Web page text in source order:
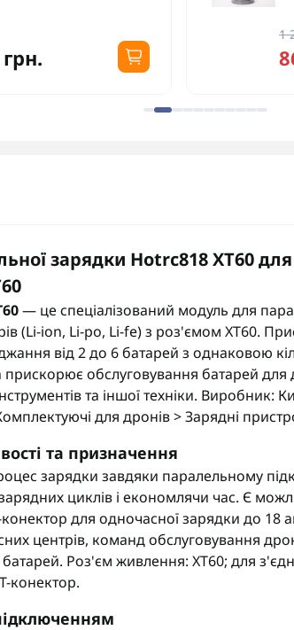
1
зарядки Hotrc818 XT60 для
— це спеціалізований модуль для
(Li-ion, Li-po, Li-fe) з роз'ємом XT60.
від 2 до 6 батарей з однаковою
обслуговування батарей для
та іншої техніки. Виробник:
для дронів > Зарядні
та призначення
зарядки завдяки паралельному
циклів і економлячи час. Є
конектор для одночасної зарядки до 18
центрів, команд обслуговування
батарей. Роз'єм живлення: XT60; для
конектор.